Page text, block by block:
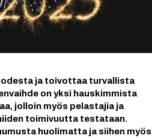
ja toivottaa turvallista
on yksi hauskimmista
jolloin myös pelastajia ja
toimivuutta testataan.
huolimatta ja siihen myös